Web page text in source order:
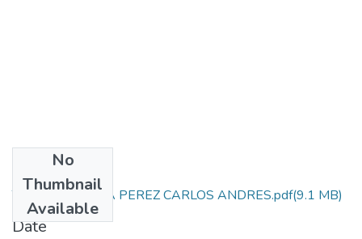
No
Thumbnail
Available
TESIS DUCUARA PEREZ CARLOS ANDRES.pdf(9.1 MB)
Date